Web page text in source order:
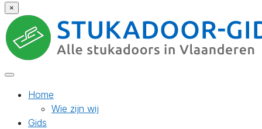
×
Home
Wie zijn wij
Gids